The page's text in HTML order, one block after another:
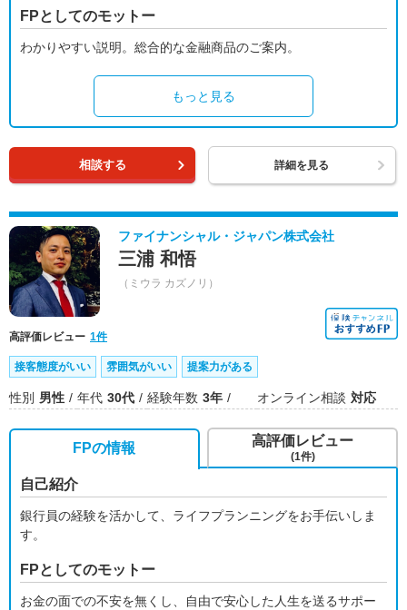
FPとしてのモットー
わかりやすい説明。総合的な金融商品のご案内。
もっと見る
相談する 詳細を見る
ファイナンシャル・ジャパン株式会社
三浦 和悟
（ミウラ カズノリ）
高評価レビュー 1件
接客態度がいい 雰囲気がいい 提案力がある
性別 男性 年代 30代 経験年数 3年 オンライン相談 対応
FPの情報
自己紹介
銀行員の経験を活かして、ライフプランニングをお手伝いしま
す。
FPとしてのモットー
お金の面での不安を無くし、自由で安心した人生を送るサポー
高評価レビュー
(1件)